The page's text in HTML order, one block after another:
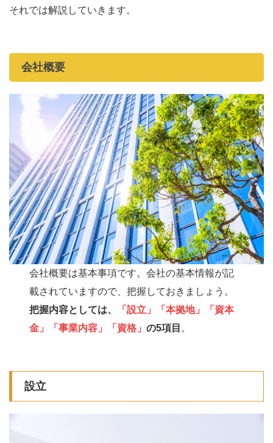
それでは解説していきます。
会社概要
会社概要は基本事項です。会社の基本情報が記
載されていますので、把握しておきましょう。
把握内容としては、
「設立」「本拠地」「資本
金」「事業内容」「資格」の5項目 。
設立